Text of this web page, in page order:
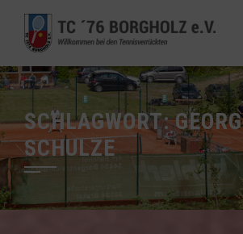
Skip
content
SCHLAGWORT:GEORG
SCHULZE